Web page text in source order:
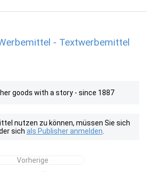
- Textwerbemittel
goods with a story - since 1887
nutzen zu können, müssen Sie sich
sich als Publisher anmelden
Vorherige